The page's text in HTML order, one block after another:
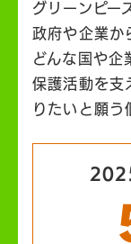
グリーンピー
政府や企業か
どんな国や企
保護活動を支
りたいと願う